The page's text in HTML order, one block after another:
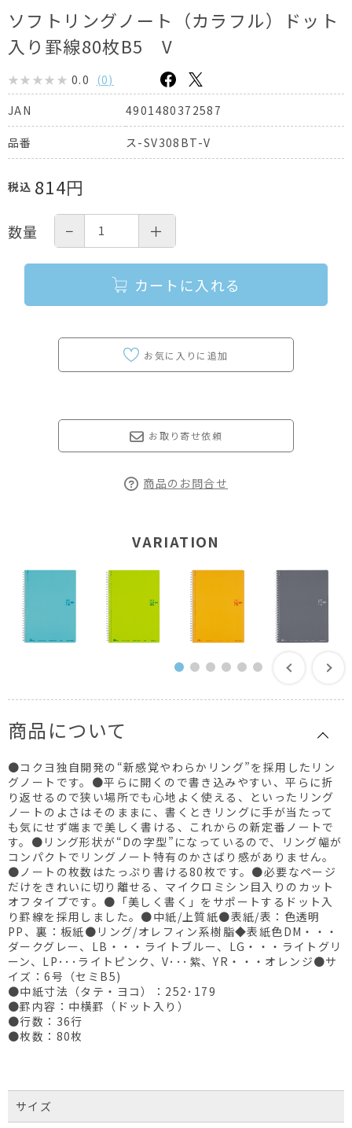
ソフトリングノート（カラフル）ドット
入り罫線80枚B5 V
0.0 (0)
JAN
4901480372587
品番 ス-SV308BT-V
税込 814円
数量 − ＋
カートに入れる
お取り寄せ依頼
商品のお問合せ
VARIATION
商品について
●コクヨ独自開発の“新感覚やわらかリング”を採用したリン
グノートです。●平らに開くので書き込みやすい、平らに折
り返せるので狭い場所でも心地よく使える、といったリング
ノートのよさはそのままに、書くときリングに手が当たって
も気にせず端まで美しく書ける、これからの新定番ノートで
す。●リング形状が“Dの字型”になっているので、リング幅が
コンパクトでリングノート特有のかさばり感がありません。
●ノートの枚数はたっぷり書ける80枚です。●必要なページ
だけをきれいに切り離せる、マイクロミシン目入りのカット
オフタイプです。●「美しく書く」をサポートするドット入
り罫線を採用しました。●中紙/上質紙●表紙/表：色透明
PP、裏：板紙●リング/オレフィン系樹脂◆表紙色DM・・・
ダークグレー、LB・・・ライトブルー、LG・・・ライトグリ
ーン、LP･･･ライトピンク、V･･･紫、YR・・・オレンジ●サ
イズ：6号（セミB5)
●中紙寸法（タテ・ヨコ）：252･179
●罫内容：中横罫（ドット入り）
●行数：36行
●枚数：80枚
サイズ